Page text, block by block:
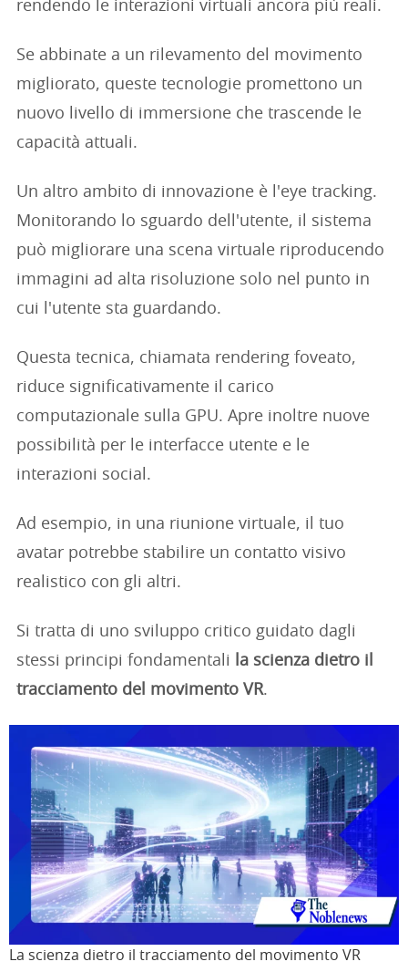
rendendo le interazioni virtuali ancora più reali.
Se abbinate a un rilevamento del movimento
migliorato, queste tecnologie promettono un
nuovo livello di immersione che trascende le
capacità attuali.
Un altro ambito di innovazione è l'eye tracking.
Monitorando lo sguardo dell'utente, il sistema
può migliorare una scena virtuale riproducendo
immagini ad alta risoluzione solo nel punto in
cui l'utente sta guardando.
Questa tecnica, chiamata rendering foveato,
riduce significativamente il carico
computazionale sulla GPU. Apre inoltre nuove
possibilità per le interfacce utente e le
interazioni social.
Ad esempio, in una riunione virtuale, il tuo
avatar potrebbe stabilire un contatto visivo
realistico con gli altri.
Si tratta di uno sviluppo critico guidato dagli
stessi principi fondamentali
la scienza dietro il
tracciamento del movimento VR.
La scienza dietro il tracciamento del movimento VR